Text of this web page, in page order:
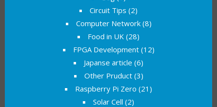
Circuit Tips (2)
Computer Network(8)
Food in UK (28)
FPGA Development(12)
Japanse article (6)
Other Pruduct(3)
Raspberry Pi Zero (21)
Solar Cell (2)